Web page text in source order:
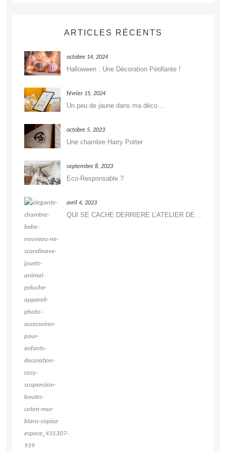
ARTICLES RÉCENTS
octobre 14, 2024
Halloween : Une Décoration Pétillante !
février 15, 2024
Un peu de jaune dans ma déco…
octobre 5, 2023
Une chambre Harry Potter
septembre 8, 2023
Eco-Responsable ?
avril 4, 2023
QUI SE CACHE DERRIERE L’ATELIER DE DÉCORATION ?